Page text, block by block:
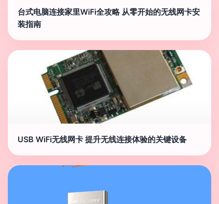
台式电脑连接家里WiFi全攻略 从零开始的无线网卡安
装指南
USB WiFi无线网卡 提升无线连接体验的关键设备